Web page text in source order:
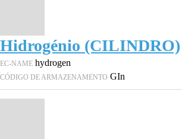
Hidrogénio (CILINDRO)
EC-NAME hydrogen
CÓDIGO DE ARMAZENAMENTO GIn